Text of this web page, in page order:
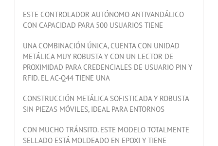
ESTE CONTROLADOR AUTÓNOMO ANTIVANDÁLICO
CON CAPACIDAD PARA 500 USUARIOS TIENE
UNA COMBINACIÓN ÚNICA, CUENTA CON UNIDAD
METÁLICA MUY ROBUSTA Y CON UN LECTOR DE
PROXIMIDAD PARA CREDENCIALES DE USUARIO PIN Y
RFID. EL AC-Q44 TIENE UNA
CONSTRUCCIÓN METÁLICA SOFISTICADA Y ROBUSTA
SIN PIEZAS MÓVILES, IDEAL PARA ENTORNOS
CON MUCHO TRÁNSITO. ESTE MODELO TOTALMENTE
SELLADO ESTÁ MOLDEADO EN EPOXI Y TIENE